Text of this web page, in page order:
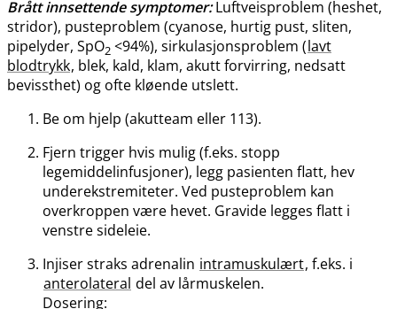
Brått innsettende symptomer:Luftveisproblem (heshet,
stridor), pusteproblem (cyanose, hurtig pust, sliten,
pipelyder, SpO2 <94%), sirkulasjonsproblem (lavt
blodtrykk, blek, kald, klam, akutt forvirring, nedsatt
bevissthet) og ofte kløende utslett.
Be om hjelp (akutteam eller 113).
Fjern trigger hvis mulig (f.eks. stopp
legemiddelinfusjoner), legg pasienten flatt, hev
underekstremiteter. Ved pusteproblem kan
overkroppen være hevet. Gravide legges flatt i
venstre sideleie.
Injiser straks adrenalin intramuskulært, f.eks. i
anterolateral del av lårmuskelen.
Dosering: